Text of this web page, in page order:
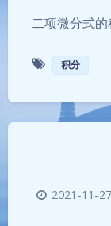
二项微分式
积分
2021-11-